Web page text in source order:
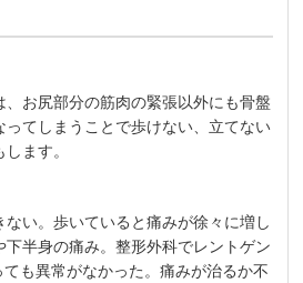
、お尻部分の筋肉の緊張以外にも骨盤
ってしまうことで歩けない、立てない
ます。
い。歩いていると痛みが徐々に増し
下半身の痛み。整形外科でレントゲン
も異常がなかった。痛みが治るか不